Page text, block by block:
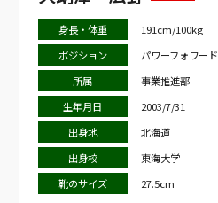
身長・体重
191cm/100kg
ポジション
パワーフォワード
所属
事業推進部
生年月日
2003/7/31
出身地
北海道
出身校
東海大学
靴のサイズ
27.5cm